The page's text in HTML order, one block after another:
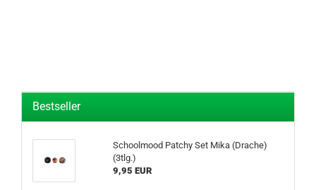
Bestseller
Schoolmood Patchy Set Mika (Drache)
(3tlg.)
9,95 EUR